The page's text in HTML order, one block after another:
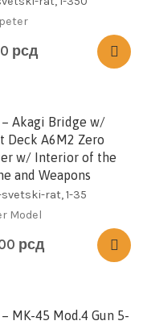
рсд
Akagi Bridge w/
Deck A6M2 Zero
w/ Interior of the
and Weapons
rat, 1-35
Model
рсд
MK-45 Mod.4 Gun 5-